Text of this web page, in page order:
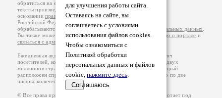
для улучшения работы сайта.
Оставаясь на сайте, вы
соглашаетесь с условиями
использования файлов cookies.
Чтобы ознакомиться с
Политикой обработки
персональных данных и файлов
cookie, нажмите здесь.
Соглашаюсь
обратиться на его авторской странице. Ответственность за
тексты произведений авторы несут самостоятельно на
основанииправил публикацииизаконодательства
Российской Федерации
обрабатываются на основанииПолитики обработки персональных данных
Вы также можете посмотреть более подробнуюинформацию о портале и
связаться с администрацией
Ежедневная аудитория портала Стихи.ру – порядка 200 тысяч
посетителей, которые в общей сумме просматривают более двух
миллионов страниц по данным счетчика посещаемости, который
расположен справа от этого текста. В каждой графе указано по две
цифры: количество просмотров и количество посетителей.
© Все права принадлежат авторам, 2000-2026. Портал работает под